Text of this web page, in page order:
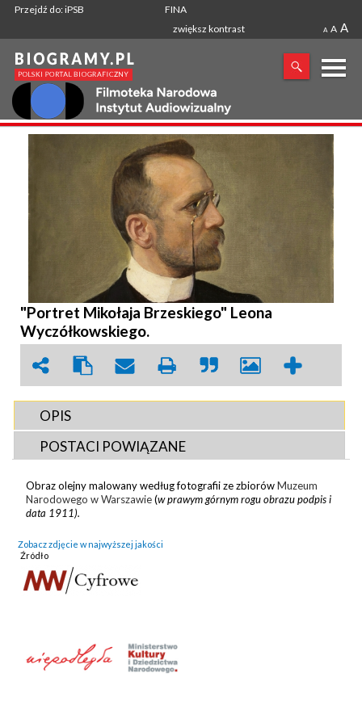
Przejdź do: iPSB
FINA
zwiększ kontrast
A A A
X
SZUKANA FRAZA
"Portret Mikołaja Brzeskiego" Leona
Wyczółkowskiego.
OPIS
POSTACI POWIĄZANE
Obraz olejny malowany według fotografii ze zbiorówMuzeum
Narodowego w Warszawie(w prawym górnym rogu obrazu podpis i
data 1911).
Zobacz zdjęcie w najwyższej jakości
Źródło